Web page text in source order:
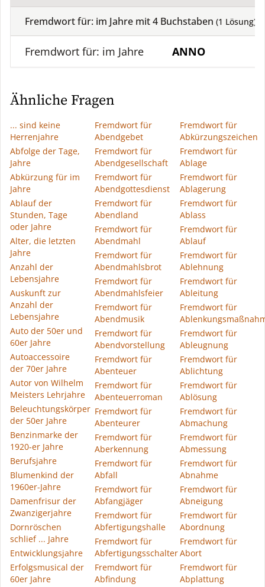
Fremdwort für: im Jahre mit4 Buchstaben (1 Lösung)
Fremdwort für: im Jahre ANNO
Ähnliche Fragen
... sind keine
Herrenjahre
Abfolge der Tage,
Jahre
Abkürzung für im
Jahre
Ablauf der
Stunden, Tage
oder Jahre
Alter, die letzten
Jahre
Anzahl der
Lebensjahre
Auskunft zur
Anzahl der
Lebensjahre
Auto der 50er und
60er Jahre
Autoaccessoire
der 70er Jahre
Autor von Wilhelm
Meisters Lehrjahre
Beleuchtungskörper
der 50er Jahre
Benzinmarke der
1920-er Jahre
Berufsjahre
Blumenkind der
1960er-Jahre
Damenfrisur der
Zwanzigerjahre
Dornröschen
schlief ... Jahre
Entwicklungsjahre
Erfolgsmusical der
60er Jahre
Fremdwort für
Abendgebet
Fremdwort für
Abendgesellschaft
Fremdwort für
Abendgottesdienst
Fremdwort für
Abendland
Fremdwort für
Abendmahl
Fremdwort für
Abendmahlsbrot
Fremdwort für
Abendmahlsfeier
Fremdwort für
Abendmusik
Fremdwort für
Abendvorstellung
Fremdwort für
Abenteuer
Fremdwort für
Abenteuerroman
Fremdwort für
Abenteurer
Fremdwort für
Aberkennung
Fremdwort für
Abfall
Fremdwort für
Abfangjäger
Fremdwort für
Abfertigungshalle
Fremdwort für
Abfertigungsschalter
Fremdwort für
Abfindung
Fremdwort für
Abkürzungszeichen
Fremdwort für
Ablage
Fremdwort für
Ablagerung
Fremdwort für
Ablass
Fremdwort für
Ablauf
Fremdwort für
Ablehnung
Fremdwort für
Ableitung
Fremdwort für
Fremdwort für
Ableugnung
Fremdwort für
Ablichtung
Fremdwort für
Ablösung
Fremdwort für
Abmachung
Fremdwort für
Abmessung
Fremdwort für
Abnahme
Fremdwort für
Abneigung
Fremdwort für
Abordnung
Fremdwort für
Abort
Fremdwort für
Abplattung